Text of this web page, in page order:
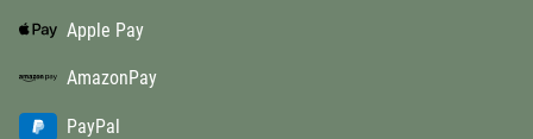
Apple Pay
AmazonPay
PayPal